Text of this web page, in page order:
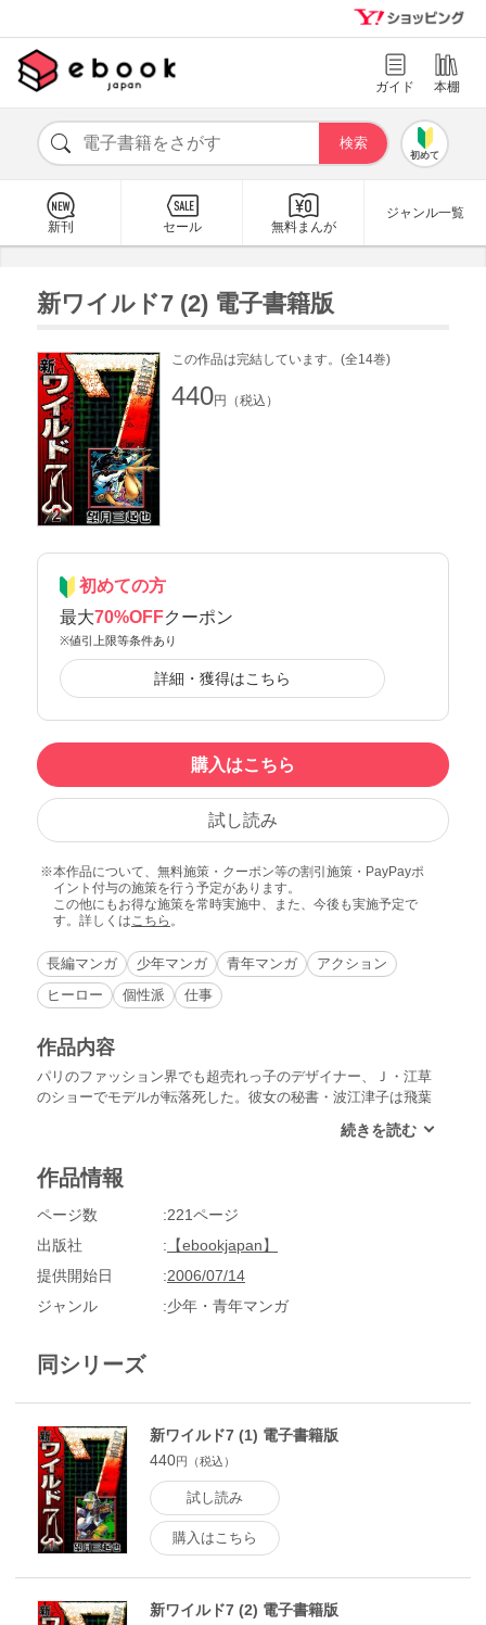
ガイド 本棚
初めて
新刊 セール 無料まんが
ジャンル一覧
新ワイルド7 (2) 電子書籍版
この作品は完結しています。(全14巻)
440円（税込）
初めての方
最大70%OFFクーポン
※値引上限等条件あり
詳細・獲得はこちら
購入はこちら
試し読み
本作品について、無料施策・クーポン等の割引施策・PayPayポ
イント付与の施策を行う予定があります。
この他にもお得な施策を常時実施中、また、今後も実施予定で
す。詳しくは こちら 。
長編マンガ 少年マンガ 青年マンガ
アクション
ヒーロー
個性派 仕事
作品内容
パリのファッション界でも超売れっ子のデザイナー、Ｊ・江草
のショーでモデルが転落死した。彼女の秘書・波江津子は飛葉
り惨殺され、クロスは大ケガを負った。FBはＪ・江草が持
今だに記憶が戻らない。だが、戦いのマニュアルは体に刻みつ
作品情報
ページ数
221ページ
出版社
【ebookjapan】
提供開始日
2006/07/14
ジャンル
少年・青年マンガ
同シリーズ
新ワイルド7 (1) 電子書籍版
440円（税込）
試し読み
購入はこちら
新ワイルド7 (2) 電子書籍版